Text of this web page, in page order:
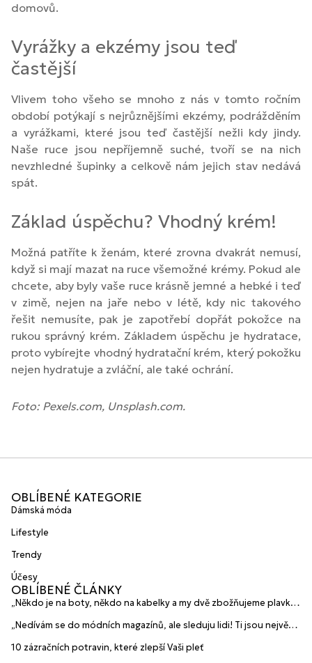
domovů.
Vyrážky a ekzémy jsou teď
častější
Vlivem toho všeho se mnoho z nás v tomto ročním
období potýkají s nejrůznějšími ekzémy, podrážděním
a vyrážkami, které jsou teď častější nežli kdy jindy.
Naše ruce jsou nepříjemně suché, tvoří se na nich
nevzhledné šupinky a celkově nám jejich stav nedává
spát.
Základ úspěchu? Vhodný krém!
Možná patříte k ženám, které zrovna dvakrát nemusí,
když si mají mazat na ruce všemožné krémy. Pokud ale
chcete, aby byly vaše ruce krásně jemné a hebké i teď
v zimě, nejen na jaře nebo v létě, kdy nic takového
řešit nemusíte, pak je zapotřebí dopřát pokožce na
rukou správný krém. Základem úspěchu je hydratace,
proto vybírejte vhodný hydratační krém, který pokožku
nejen hydratuje a zvláční, ale také ochrání.
Foto: Pexels.com, Unsplash.com.
OBLÍBENÉ KATEGORIE
Dámská móda
Lifestyle
Trendy
Účesy
OBLÍBENÉ ČLÁNKY
„Někdo je na boty, někdo na kabelky a my dvě zbožňujeme plavky“
HANAJANA Swimwear
„Nedívám se do módních magazínů, ale sleduju lidi! Ti jsou největší
10 zázračních potravin, které zlepší Vaši pleť